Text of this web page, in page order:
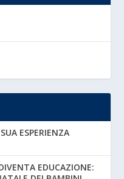
ESPERIENZA
EDUCAZIONE: